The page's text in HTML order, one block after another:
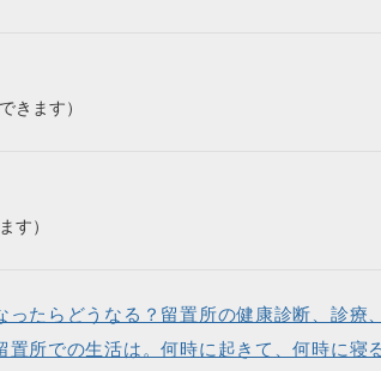
きます）
す）
ったらどうなる？留置所の健康診断、診療
置所での生活は。何時に起きて、何時に寝